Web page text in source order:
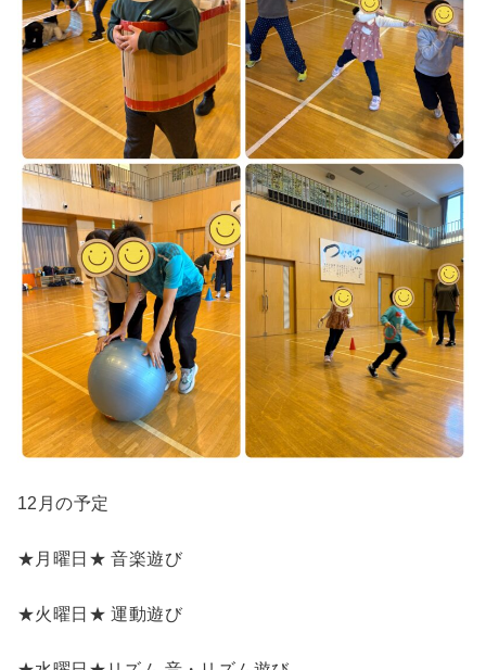
12月の予定
★月曜日★ 音楽遊び
★火曜日★ 運動遊び